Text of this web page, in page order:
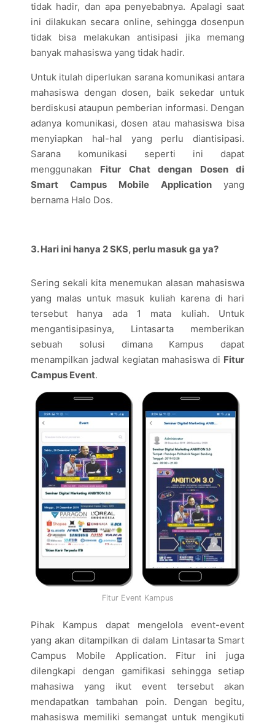
tidak hadir, dan apa penyebabnya. Apalagi saat
ini dilakukan secara online, sehingga dosenpun
tidak bisa melakukan antisipasi jika memang
banyak mahasiswa yang tidak hadir.
Untuk itulah diperlukan sarana komunikasi antara
mahasiswa dengan dosen, baik sekedar untuk
berdiskusi ataupun pemberian informasi. Dengan
adanya komunikasi, dosen atau mahasiswa bisa
menyiapkan hal-hal yang perlu diantisipasi.
Sarana komunikasi seperti ini dapat
menggunakan
Fitur Chat dengan Dosen di
Smart Campus Mobile Application yang
bernama Halo Dos.
3. Hari ini hanya 2 SKS, perlu masuk ga ya?
Sering sekali kita menemukan alasan mahasiswa
yang malas untuk masuk kuliah karena di hari
tersebut hanya ada 1 mata kuliah. Untuk
mengantisipasinya, Lintasarta memberikan
sebuah solusi dimana Kampus dapat
menampilkan jadwal kegiatan mahasiswa di Fitur
Campus Event.
Fitur Event Kampus
Pihak Kampus dapat mengelola event-event
yang akan ditampilkan di dalam Lintasarta Smart
Campus Mobile Application. Fitur ini juga
dilengkapi dengan gamifikasi sehingga setiap
mahasiwa yang ikut event tersebut akan
mendapatkan tambahan poin. Dengan begitu,
mahasiswa memiliki semangat untuk mengikuti